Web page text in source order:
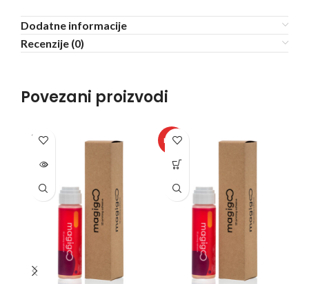
Dodatne informacije
Recenzije (0)
Povezani proizvodi
SOLD
OUT
HOT